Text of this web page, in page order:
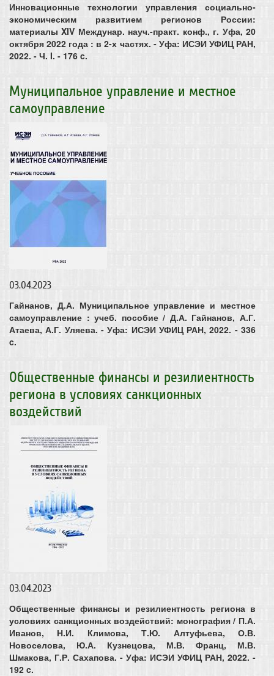
Инновационные технологии управления социально-
экономическим развитием регионов России:
материалы XIV Междунар. науч.-практ. конф., г. Уфа, 20
октября 2022 года : в 2-х частях. - Уфа: ИСЭИ УФИЦ РАН,
2022. - Ч. I. - 176 c.
Муниципальное управление и местное
самоуправление
03.04.2023
Гайнанов, Д.А. Муниципальное управление и местное
самоуправление : учеб. пособие / Д.А. Гайнанов, А.Г.
Атаева, А.Г. Уляева. - Уфа: ИСЭИ УФИЦ РАН, 2022. - 336
c.
Общественные финансы и резилиентность
региона в условиях санкционных
воздействий
03.04.2023
Общественные финансы и резилиентность региона в
условиях санкционных воздействий: монография / П.А.
Иванов, Н.И. Климова, Т.Ю. Алтуфьева, О.В.
Новоселова, Ю.А. Кузнецова, М.В. Франц, М.В.
Шмакова, Г.Р. Сахапова. - Уфа: ИСЭИ УФИЦ РАН, 2022. -
192 c.